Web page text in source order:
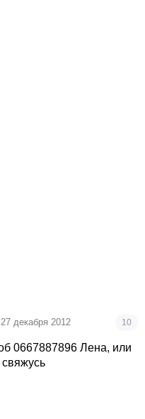
27 декабря 2012 10
0667887896 Лена, или